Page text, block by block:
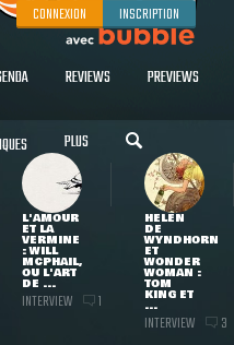
CONNEXION INSCRIPTION
REVIEWS PREVIEWS
PLUS
L'AMOUR
ET LA
VERMINE
: WILL
MCPHAIL,
OU L'ART
DE ...
INTERVIEW 1
HELEN
DE
WYNDHORN
ET
WONDER
WOMAN :
TOM
KING ET
...
INTERVIEW 3